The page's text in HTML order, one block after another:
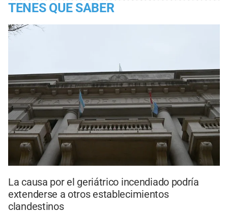
TENES QUE SABER
La causa por el geriátrico incendiado podría
extenderse a otros establecimientos
clandestinos